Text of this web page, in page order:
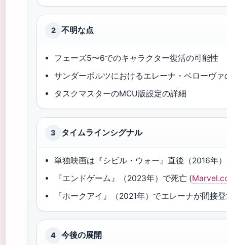
2 不明な点
フェーズ5〜6でのキャラクター復活の可能性
サンダーボルツにおけるエレーナ・ベローヴ
タスクマスターのMCU版設定の詳細
3 タイムラインシグナル
単独映画は『シビル・ウォー』直後（2016年
『エンドゲーム』（2023年）で死亡 (
『ホークアイ』（2021年）でエレーナが間接
4 今後の展開